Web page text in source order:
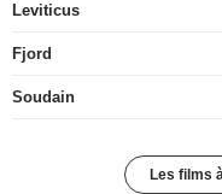
Leviticus
Fjord
Soudain
Les films